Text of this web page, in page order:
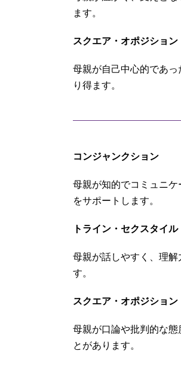
ます。
スクエア・オポジション
母親が自己中心的であ
り得ます。
コンジャンクション
母親が知的でコミュニ
をサポートします。
トライン・セクスタイル
母親が話しやすく、理
す。
スクエア・オポジション
母親が口論や批判的な
とがあります。